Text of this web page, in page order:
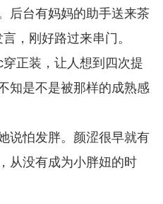
后台有妈妈的助手送来茶
，刚好路过来串门。
正装，让人想到四次提
知是不是被那样的成熟感
说怕发胖。颜涩很早就有
从没有成为小胖妞的时